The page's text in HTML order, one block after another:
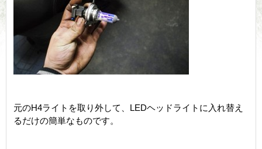
元のH4ライトを取り外して、LEDヘッドライトに入れ替え
るだけの簡単なものです。